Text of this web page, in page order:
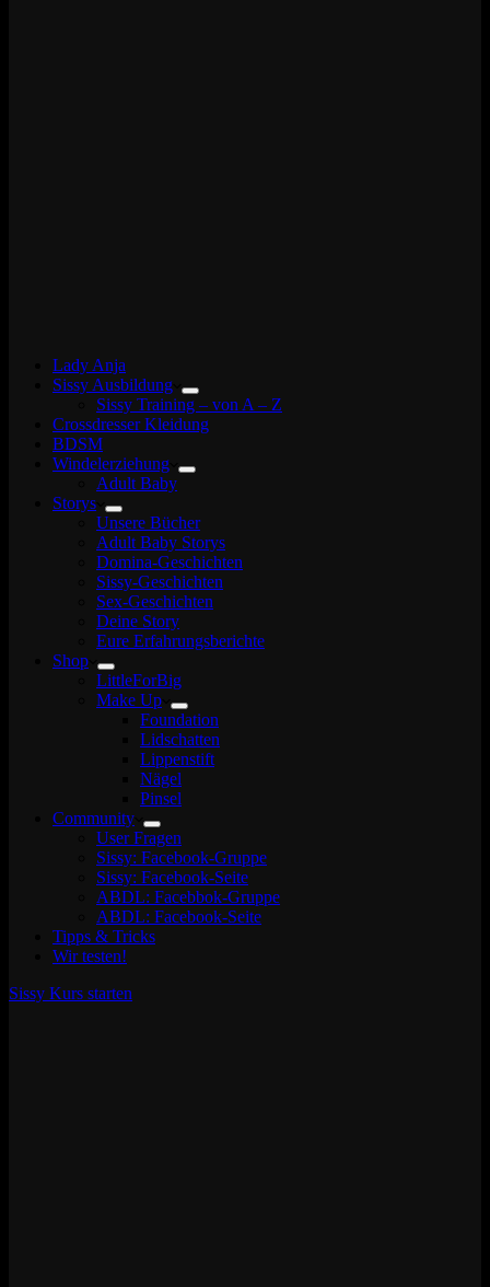
Lady Anja
Sissy Ausbildung
Sissy Training – von A – Z
Crossdresser Kleidung
BDSM
Windelerziehung
Adult Baby
Storys
Unsere Bücher
Adult Baby Storys
Domina-Geschichten
Sissy-Geschichten
Sex-Geschichten
Deine Story
Eure Erfahrungsberichte
Shop
LittleForBig
Make Up
Foundation
Lidschatten
Lippenstift
Nägel
Pinsel
Community
User Fragen
Sissy: Facebook-Gruppe
Sissy: Facebook-Seite
ABDL: Facebbok-Gruppe
ABDL: Facebook-Seite
Tipps & Tricks
Wir testen!
Sissy Kurs starten